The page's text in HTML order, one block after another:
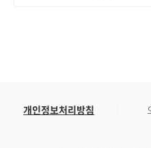
개인정보처리방침